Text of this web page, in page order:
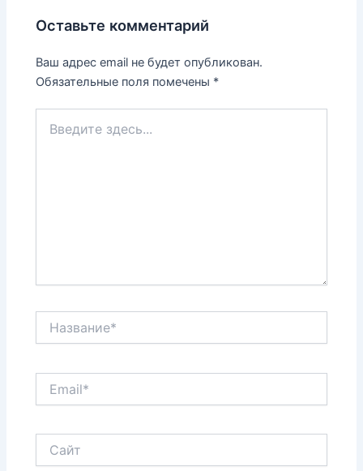
Оставьте комментарий
Ваш адрес email не будет опубликован.
Обязательные поля помечены *
здесь...